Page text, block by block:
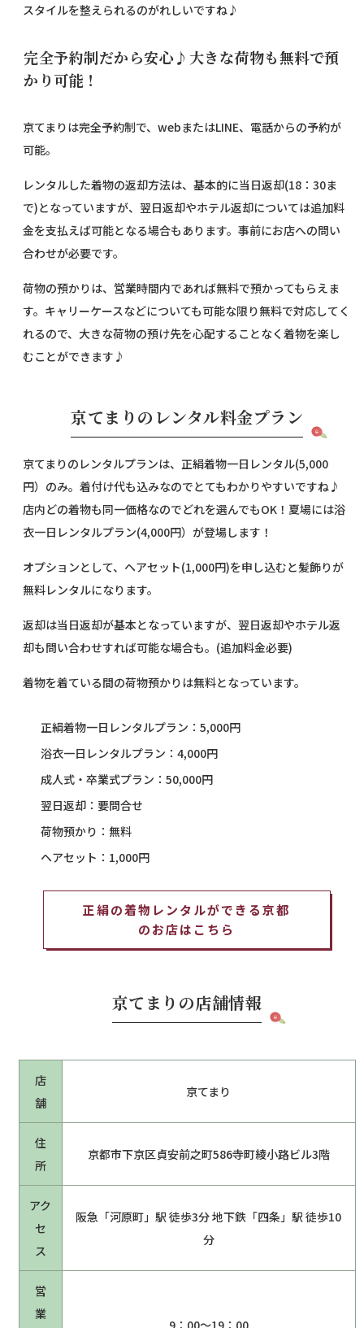
スタイルを整えられるのがれしいですね♪
完全予約制だから安心♪大きな荷物も無料で預
かり可能！
京てまりは完全予約制で、webまたはLINE、電話からの予約が
可能。
レンタルした着物の返却方法は、基本的に当日返却(18：30ま
で)となっていますが、翌日返却やホテル返却については追加料
金を支払えば可能となる場合もあります。事前にお店への問い
合わせが必要です。
荷物の預かりは、営業時間内であれば無料で預かってもらえま
す。キャリーケースなどについても可能な限り無料で対応してく
れるので、大きな荷物の預け先を心配することなく着物を楽し
むことができます♪
京てまりのレンタル料金プラン
京てまりのレンタルプランは、正絹着物一日レンタル(5,000
円）のみ。着付け代も込みなのでとてもわかりやすいですね♪
店内どの着物も同一価格なのでどれを選んでもOK！夏場には浴
衣一日レンタルプラン(4,000円）が登場します！
オプションとして、ヘアセット(1,000円)を申し込むと髪飾りが
無料レンタルになります。
返却は当日返却が基本となっていますが、翌日返却やホテル返
却も問い合わせすれば可能な場合も。(追加料金必要)
着物を着ている間の荷物預かりは無料となっています。
正絹着物一日レンタルプラン：5,000円
浴衣一日レンタルプラン：4,000円
成人式・卒業式プラン：50,000円
翌日返却：要問合せ
荷物預かり：無料
ヘアセット：1,000円
正絹の着物レンタルができる京都
のお店はこちら
京てまりの店舗情報
店
舗
京てまり
住
所
京都市下京区貞安前之町586寺町綾小路ビル3階
アク
セ
ス
阪急「河原町」駅 徒歩3分 地下鉄「四条」駅 徒歩10
分
営
業
9：00～19：00